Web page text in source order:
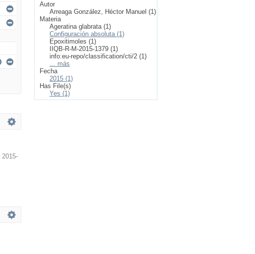
2015-
Autor
Arreaga González, Héctor Manuel (1)
Materia
Ageratina glabrata (1)
Configuración absoluta (1)
Epoxitimoles (1)
IIQB-R-M-2015-1379 (1)
info:eu-repo/classification/cti/2 (1)
... más
Fecha
2015 (1)
Has File(s)
Yes (1)